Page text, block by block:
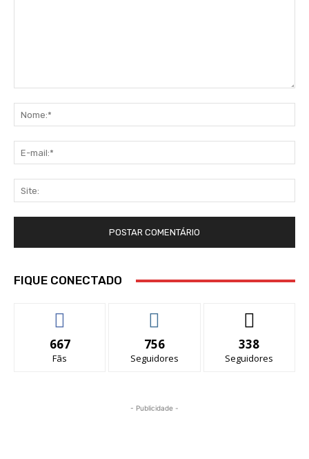
FIQUE CONECTADO
667
Fãs
756
Seguidores
338
Seguidores
- Publicidade -